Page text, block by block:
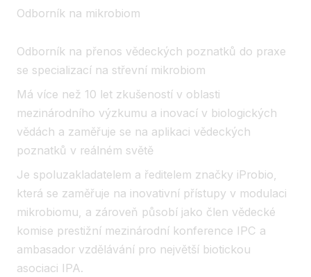
Odborník na mikrobiom
Odborník na přenos vědeckých poznatků do praxe
se specializací na střevní mikrobiom
Má více než 10 let zkušeností v oblasti
mezinárodního výzkumu a inovací v biologických
vědách a zaměřuje se na aplikaci vědeckých
poznatků v reálném světě
Je spoluzakladatelem a ředitelem značky iProbio,
která se zaměřuje na inovativní přístupy v modulaci
mikrobiomu, a zároveň působí jako člen vědecké
komise prestižní mezinárodní konference IPC a
ambasador vzdělávání pro největší biotickou
asociaci IPA.